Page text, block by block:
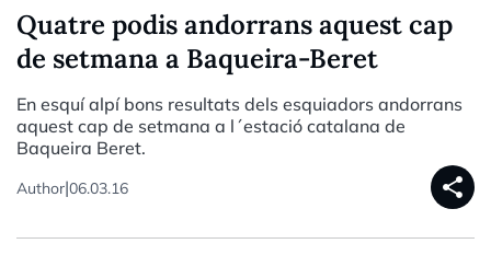
Quatre podis andorrans aquest cap
de setmana a Baqueira-Beret
En esquí alpí bons resultats dels esquiadors andorrans
aquest cap de setmana a l´estació catalana de
Baqueira Beret.
Author|06.03.16 share